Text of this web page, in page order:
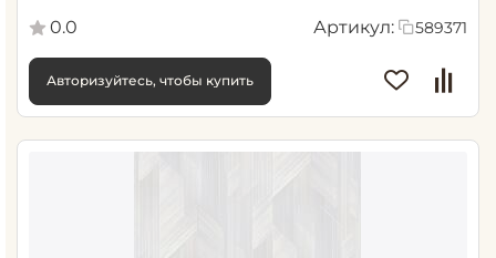
0.0
Артикул: 589371
Авторизуйтесь, чтобы купить